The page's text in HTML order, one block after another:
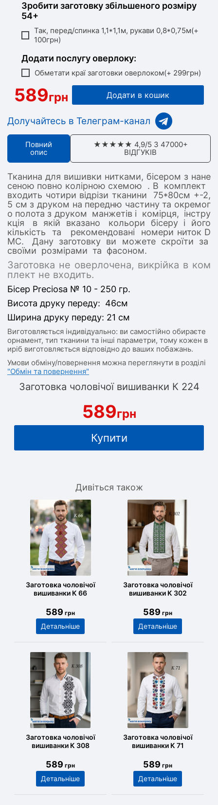
Зробити заготовку збільшеного розміру
54+
Так, перед/спинка 1,1*1,1м, рукави 0,8*0,75м(+
100грн)
Додати послугу оверлоку:
Обметати краї заготовки оверлоком(+ 299грн)
589грн Додати в кошик
Долучайтесь в Телеграм-канал
Повний
опис
★★★★★ 4,9/5 З 47000+
ВІДГУКІВ
Тканина для вишивки нитками, бісером з нане
сеною повно колірною схемою . В комплект
входить чотири відрізи тканини 75*80см +-2,
5 см з друком на передню частину та окремог
о полота з друком манжетів і комірця, інстру
кція в якій вказано кольори бісеру і його
кількість та рекомендовані номери ниток D
MC. Дану заготовку ви можете скроїти за
своїми розмірами та фасоном.
Заготовка не оверлочена, викрійка в ком
плект не входить.
Бісер Preciosa № 10 - 250 гр.
Висота друку переду: 46см
Ширина друку переду: 21 см
Виготовляється індивідуально: ви самостійно обираєте
орнамент, тип тканини та інші параметри, тому кожен в
иріб виготовляється відповідно до ваших побажань.
Умови обміну/повернення можна переглянути в розділі
"Обмін та повернення"
Заготовка чоловічої вишиванки К 224
589грн
Купити
Дивіться також
Заготовка чоловічої
вишиванки К 66
589 грн
Детальніше
Заготовка чоловічої
вишиванки К 302
589 грн
Детальніше
Заготовка чоловічої
вишиванки К 308
589 грн
Детальніше
Заготовка чоловічої
вишиванки К 71
589 грн
Детальніше